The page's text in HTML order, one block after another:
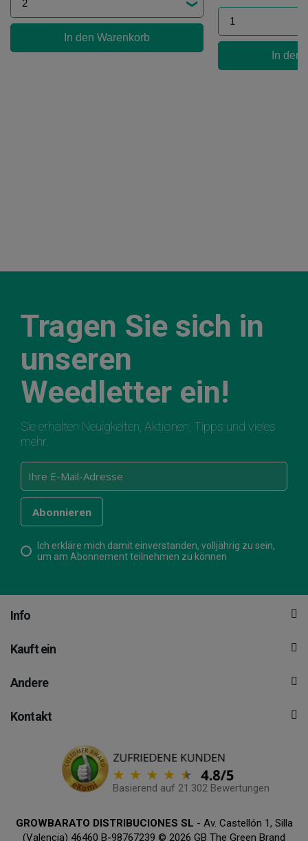
In den Warenkorb
In den
Tragen Sie sich in
unseren
Weedletter ein!
Sie erhalten Neuigkeiten, Aktionen, Tipps und vieles
mehr.
Ich erkläre mich damit einverstanden, volljährig zu sein,
um am Abonnement teilnehmen zu können
Info
Kauft ein
Andere
Kontakt
Basierend auf 21.302 Bewertungen
GROWBARATO DISTRIBUCIONES SL - Av. Castellón 1, Silla
(Valencia) 46460 B-98767239 © 2026 GB The Green Brand